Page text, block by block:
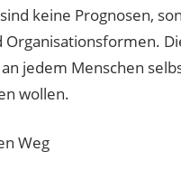
keine Prognosen,
jedem Menschen
wollen.
Weg